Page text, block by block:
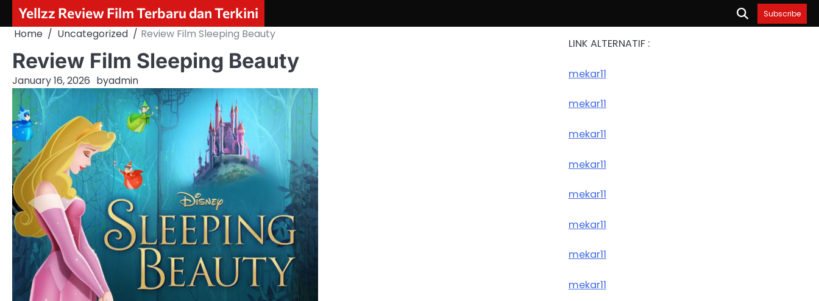
Skip
content
Yellzz Review Film Terbaru dan Terkini Subscribe
Home Uncategorized Review Film Sleeping Beauty
Review Film Sleeping Beauty
January 16, 2026 byadmin
LINK ALTERNATIF :
mekar11
mekar11
mekar11
mekar11
mekar11
mekar11
mekar11
mekar11